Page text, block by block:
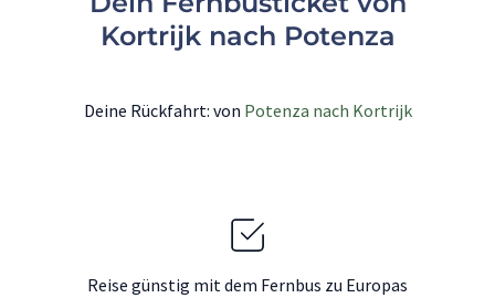
Kortrijk nach Potenza
Deine Rückfahrt: von Potenza nach Kortrijk
Reise günstig mit dem Fernbus zu Europas